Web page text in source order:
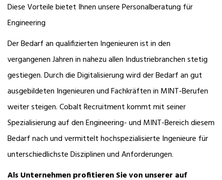
Diese Vorteile bietet Ihnen unsere Personalberatung für
Engineering
Der Bedarf an qualifizierten Ingenieuren ist in den
vergangenen Jahren in nahezu allen Industriebranchen stetig
gestiegen. Durch die Digitalisierung wird der Bedarf an gut
ausgebildeten Ingenieuren und Fachkräften in MINT-Berufen
weiter steigen. Cobalt Recruitment kommt mit seiner
Spezialisierung auf den Engineering- und MINT-Bereich diesem
Bedarf nach und vermittelt hochspezialisierte Ingenieure für
unterschiedlichste Disziplinen und Anforderungen.
Als Unternehmen profitieren Sie von unserer auf